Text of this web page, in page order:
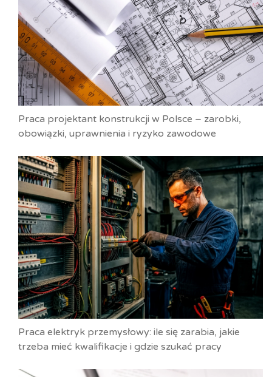
Praca projektant konstrukcji w Polsce – zarobki,
obowiązki, uprawnienia i ryzyko zawodowe
Praca elektryk przemysłowy: ile się zarabia, jakie
trzeba mieć kwalifikacje i gdzie szukać pracy